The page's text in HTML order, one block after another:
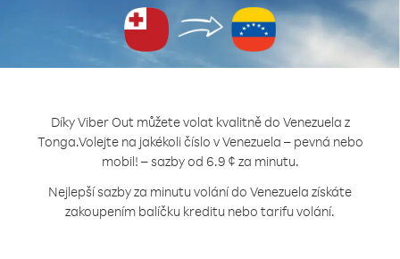
Díky Viber Out můžete volat kvalitně do Venezuela z
Tonga.Volejte na jakékoli číslo v Venezuela – pevná nebo
mobil! – sazby od 6.9 ¢ za minutu.
Nejlepší sazby za minutu volání do Venezuela získáte
zakoupením balíčku kreditu nebo tarifu volání.